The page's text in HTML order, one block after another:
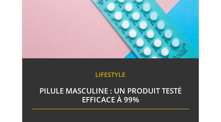
LIFESTYLE
PILULE MASCULINE : UN PRODUIT TESTÉ
EFFICACE À 99%